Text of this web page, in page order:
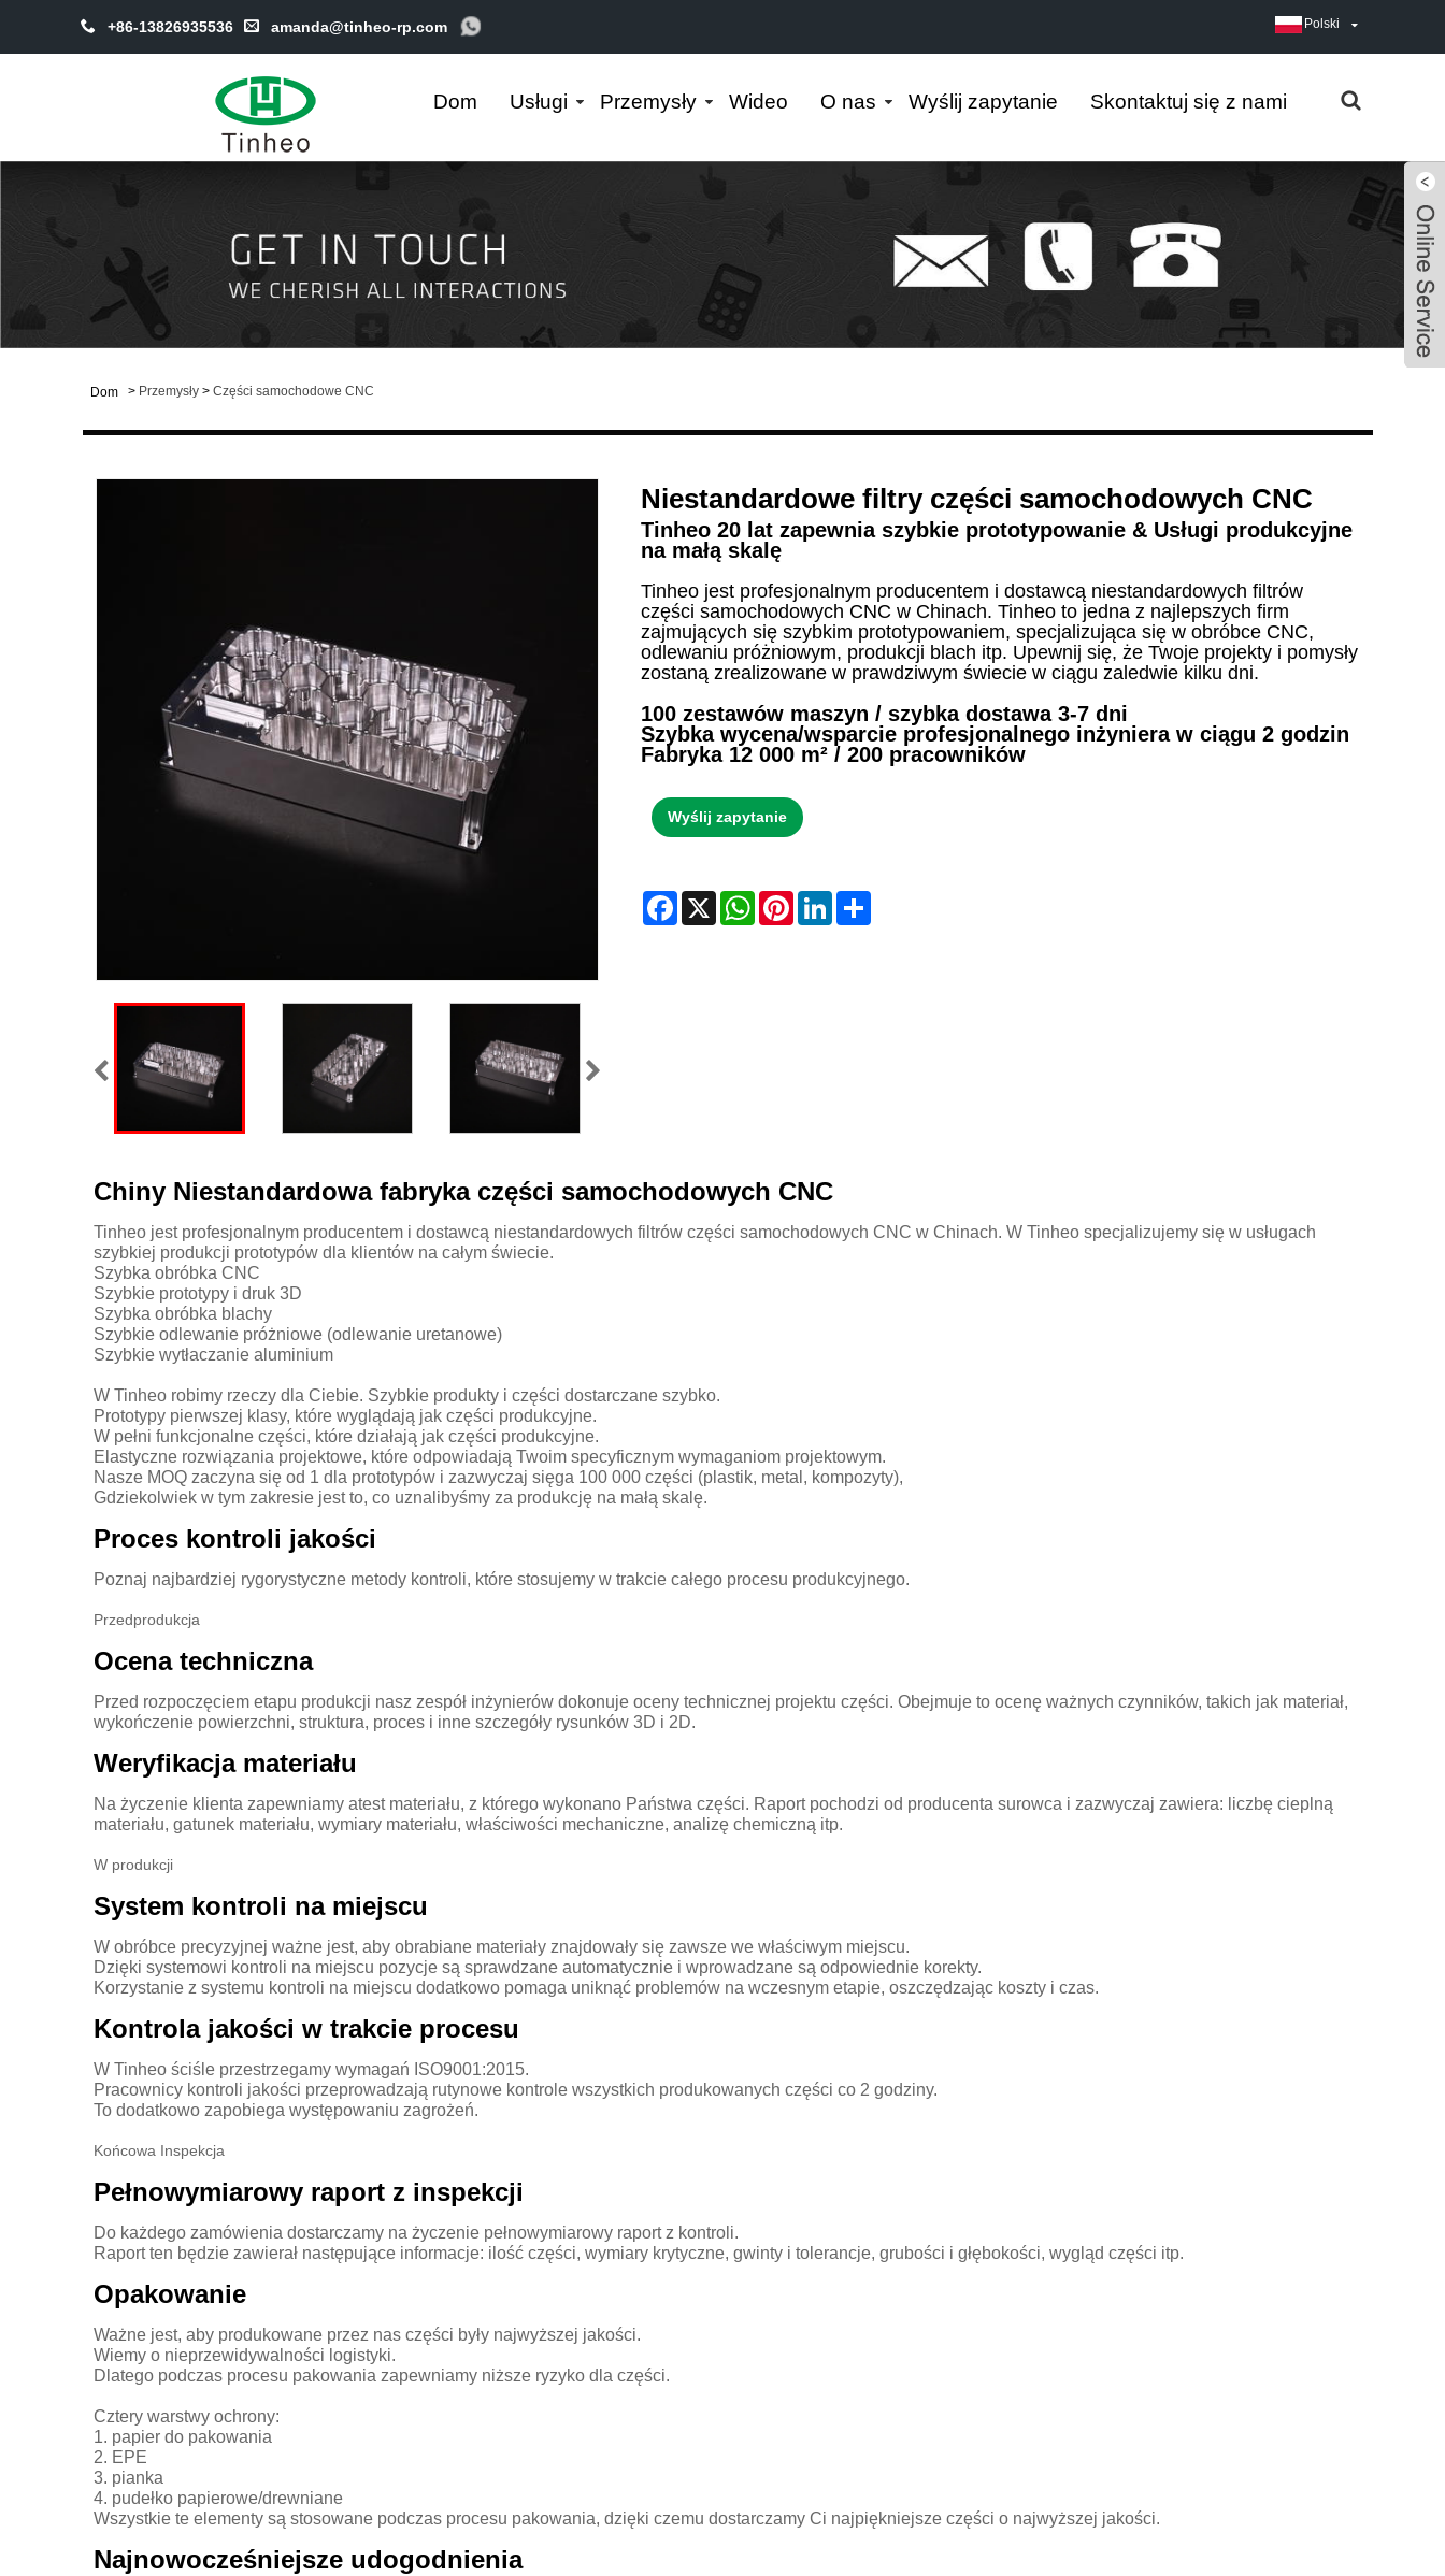
+86-13826935536 amanda@tinheo-rp.com Polski
Dom Usługi Przemysły Wideo O nas Wyślij zapytanie Skontaktuj się z nami
Dom > Przemysły > Części samochodowe CNC
Niestandardowe filtry części samochodowych CNC
Tinheo 20 lat zapewnia szybkie prototypowanie & Usługi produkcyjne
na małą skalę
Tinheo jest profesjonalnym producentem i dostawcą niestandardowych filtrów
części samochodowych CNC w Chinach. Tinheo to jedna z najlepszych firm
zajmujących się szybkim prototypowaniem, specjalizująca się w obróbce CNC,
odlewaniu próżniowym, produkcji blach itp. Upewnij się, że Twoje projekty i pomysły
zostaną zrealizowane w prawdziwym świecie w ciągu zaledwie kilku dni.
100 zestawów maszyn / szybka dostawa 3-7 dni
Szybka wycena/wsparcie profesjonalnego inżyniera w ciągu 2 godzin
Fabryka 12 000 m² / 200 pracowników
Wyślij zapytanie
Facebook
X WhatsAppPinterestLinkedIn
Chiny Niestandardowa fabryka części samochodowych CNC
Tinheo jest profesjonalnym producentem i dostawcą niestandardowych filtrów części samochodowych CNC w Chinach. W Tinheo specjalizujemy się w usługach
szybkiej produkcji prototypów dla klientów na całym świecie.
Szybka obróbka CNC
Szybkie prototypy i druk 3D
Szybka obróbka blachy
Szybkie odlewanie próżniowe (odlewanie uretanowe)
Szybkie wytłaczanie aluminium
W Tinheo robimy rzeczy dla Ciebie. Szybkie produkty i części dostarczane szybko.
Prototypy pierwszej klasy, które wyglądają jak części produkcyjne.
W pełni funkcjonalne części, które działają jak części produkcyjne.
Elastyczne rozwiązania projektowe, które odpowiadają Twoim specyficznym wymaganiom projektowym.
Nasze MOQ zaczyna się od 1 dla prototypów i zazwyczaj sięga 100 000 części (plastik, metal, kompozyty),
Gdziekolwiek w tym zakresie jest to, co uznalibyśmy za produkcję na małą skalę.
Proces kontroli jakości
Poznaj najbardziej rygorystyczne metody kontroli, które stosujemy w trakcie całego procesu produkcyjnego.
Przedprodukcja
Ocena techniczna
Przed rozpoczęciem etapu produkcji nasz zespół inżynierów dokonuje oceny technicznej projektu części. Obejmuje to ocenę ważnych czynników, takich jak materiał,
wykończenie powierzchni, struktura, proces i inne szczegóły rysunków 3D i 2D.
Weryfikacja materiału
Na życzenie klienta zapewniamy atest materiału, z którego wykonano Państwa części. Raport pochodzi od producenta surowca i zazwyczaj zawiera: liczbę cieplną
materiału, gatunek materiału, wymiary materiału, właściwości mechaniczne, analizę chemiczną itp.
W produkcji
System kontroli na miejscu
W obróbce precyzyjnej ważne jest, aby obrabiane materiały znajdowały się zawsze we właściwym miejscu.
Dzięki systemowi kontroli na miejscu pozycje są sprawdzane automatycznie i wprowadzane są odpowiednie korekty.
Korzystanie z systemu kontroli na miejscu dodatkowo pomaga uniknąć problemów na wczesnym etapie, oszczędzając koszty i czas.
Kontrola jakości w trakcie procesu
W Tinheo ściśle przestrzegamy wymagań ISO9001:2015.
Pracownicy kontroli jakości przeprowadzają rutynowe kontrole wszystkich produkowanych części co 2 godziny.
To dodatkowo zapobiega występowaniu zagrożeń.
Końcowa Inspekcja
Pełnowymiarowy raport z inspekcji
Do każdego zamówienia dostarczamy na życzenie pełnowymiarowy raport z kontroli.
Raport ten będzie zawierał następujące informacje: ilość części, wymiary krytyczne, gwinty i tolerancje, grubości i głębokości, wygląd części itp.
Opakowanie
Ważne jest, aby produkowane przez nas części były najwyższej jakości.
Wiemy o nieprzewidywalności logistyki.
Dlatego podczas procesu pakowania zapewniamy niższe ryzyko dla części.
Cztery warstwy ochrony:
1. papier do pakowania
2. EPE
3. pianka
4. pudełko papierowe/drewniane
Wszystkie te elementy są stosowane podczas procesu pakowania, dzięki czemu dostarczamy Ci najpiękniejsze części o najwyższej jakości.
Najnowocześniejsze udogodnienia